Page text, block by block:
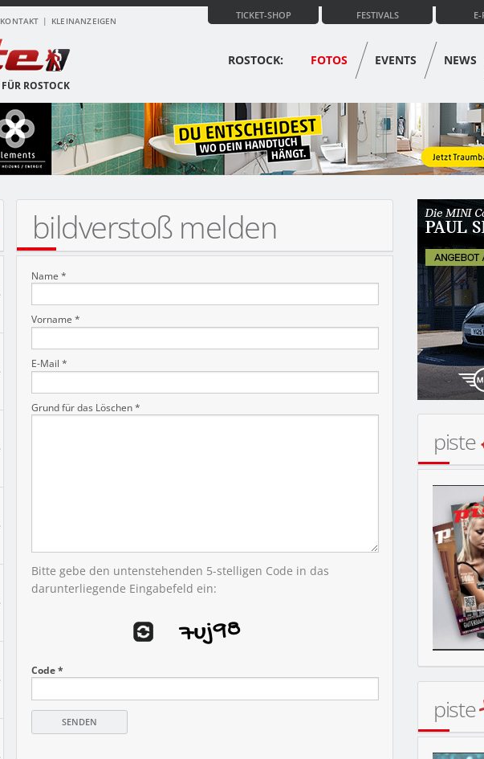
KONTAKT KLEINANZEIGEN FESTIVALS
TICKET-SHOP
FÜR ROSTOCK
ROSTOCK: FOTOS EVENTS NEWS
bildverstoß melden
Name *
Vorname *
E-Mail *
Grund für das Löschen *
Bitte gebe den untenstehenden 5-stelligen Code in das
darunterliegende Eingabefeld ein:
Code *
piste
piste